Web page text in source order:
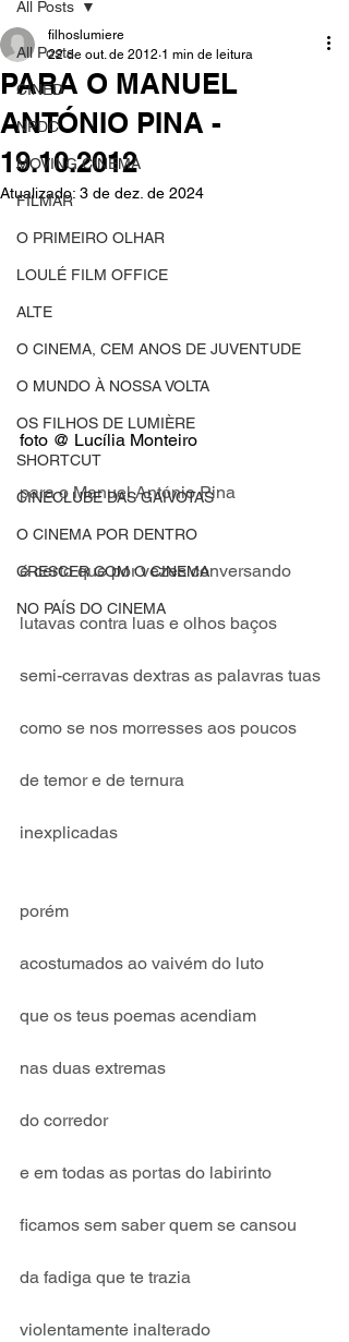
All Posts
CINED
NPDC
MOVING CINEMA
FILMAR
O PRIMEIRO OLHAR
LOULÉ FILM OFFICE
ALTE
O CINEMA, CEM ANOS DE JUVENTUDE
O MUNDO À NOSSA VOLTA
OS FILHOS DE LUMIÈRE
SHORTCUT
CINECLUBE DAS GAIVOTAS
O CINEMA POR DENTRO
CRESCER COM O CINEMA
NO PAÍS DO CINEMA
All Posts
PARA O MANUEL
ANTÓNIO PINA -
19.10.2012
filhoslumiere
22 de out. de 2012 1 min de leitura
Atualizado: 3 de dez. de 2024
foto @ Lucília Monteiro
para o Manuel António Pina
é certo que por vezes conversando
lutavas contra luas e olhos baços
semi-cerravas dextras as palavras tuas
como se nos morresses aos poucos
de temor e de ternura
inexplicadas
porém
acostumados ao vaivém do luto
que os teus poemas acendiam
nas duas extremas
do corredor
e em todas as portas do labirinto
ficamos sem saber quem se cansou
da fadiga que te trazia
violentamente inalterado